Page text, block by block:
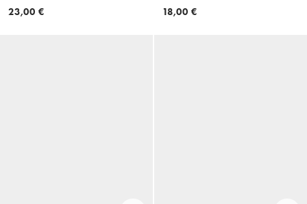
– 50 ml
23,00 €
120 ml
18,00 €